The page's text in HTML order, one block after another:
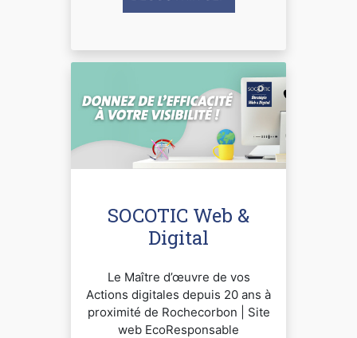
SOCOTIC Web &
Digital
Le Maître d’œuvre de vos
Actions digitales depuis 20 ans à
proximité de Rochecorbon | Site
web EcoResponsable